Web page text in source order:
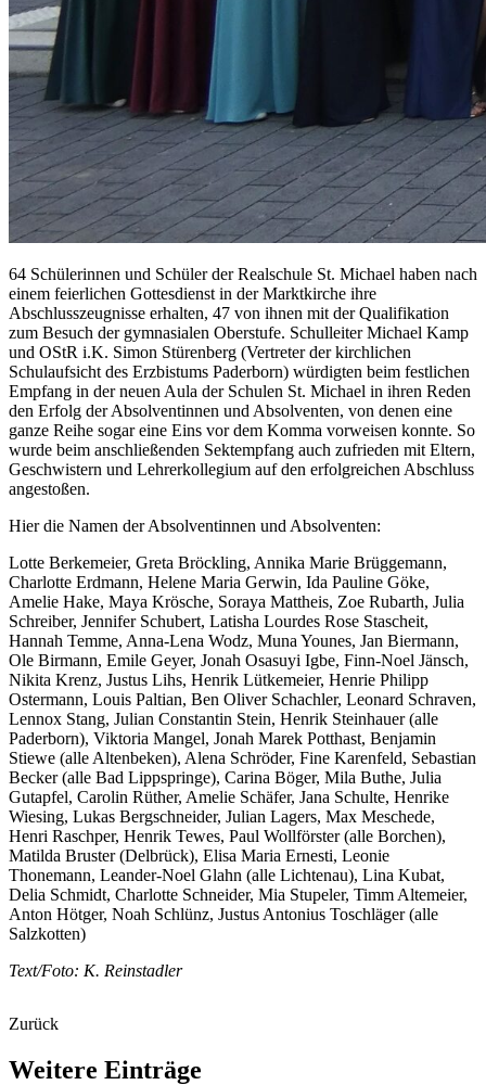
64 Schülerinnen und Schüler der Realschule St. Michael haben nach
einem feierlichen Gottesdienst in der Marktkirche ihre
Abschlusszeugnisse erhalten, 47 von ihnen mit der Qualifikation
zum Besuch der gymnasialen Oberstufe. Schulleiter Michael Kamp
und OStR i.K. Simon Stürenberg (Vertreter der kirchlichen
Schulaufsicht des Erzbistums Paderborn) würdigten beim festlichen
Empfang in der neuen Aula der Schulen St. Michael in ihren Reden
den Erfolg der Absolventinnen und Absolventen, von denen eine
ganze Reihe sogar eine Eins vor dem Komma vorweisen konnte. So
wurde beim anschließenden Sektempfang auch zufrieden mit Eltern,
Geschwistern und Lehrerkollegium auf den erfolgreichen Abschluss
angestoßen.
Hier die Namen der Absolventinnen und Absolventen:
Lotte Berkemeier, Greta Bröckling, Annika Marie Brüggemann,
Charlotte Erdmann, Helene Maria Gerwin, Ida Pauline Göke,
Amelie Hake, Maya Krösche, Soraya Mattheis, Zoe Rubarth, Julia
Schreiber, Jennifer Schubert, Latisha Lourdes Rose Stascheit,
Hannah Temme, Anna-Lena Wodz, Muna Younes, Jan Biermann,
Ole Birmann, Emile Geyer, Jonah Osasuyi Igbe, Finn-Noel Jänsch,
Nikita Krenz, Justus Lihs, Henrik Lütkemeier, Henrie Philipp
Ostermann, Louis Paltian, Ben Oliver Schachler, Leonard Schraven,
Lennox Stang, Julian Constantin Stein, Henrik Steinhauer (alle
Paderborn), Viktoria Mangel, Jonah Marek Potthast, Benjamin
Stiewe (alle Altenbeken), Alena Schröder, Fine Karenfeld, Sebastian
Becker (alle Bad Lippspringe), Carina Böger, Mila Buthe, Julia
Gutapfel, Carolin Rüther, Amelie Schäfer, Jana Schulte, Henrike
Wiesing, Lukas Bergschneider, Julian Lagers, Max Meschede,
Henri Raschper, Henrik Tewes, Paul Wollförster (alle Borchen),
Matilda Bruster (Delbrück), Elisa Maria Ernesti, Leonie
Thonemann, Leander-Noel Glahn (alle Lichtenau), Lina Kubat,
Delia Schmidt, Charlotte Schneider, Mia Stupeler, Timm Altemeier,
Anton Hötger, Noah Schlünz, Justus Antonius Toschläger (alle
Salzkotten)
Text/Foto: K. Reinstadler
Zurück
Weitere Einträge